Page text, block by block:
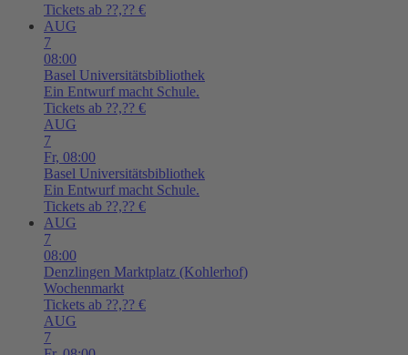
Tickets ab ??,?? €
AUG
7
08:00
Basel Universitätsbibliothek
Ein Entwurf macht Schule.
Tickets ab ??,?? €
AUG
7
Fr, 08:00
Basel Universitätsbibliothek
Ein Entwurf macht Schule.
Tickets ab ??,?? €
AUG
7
08:00
Denzlingen Marktplatz (Kohlerhof)
Wochenmarkt
Tickets ab ??,?? €
AUG
7